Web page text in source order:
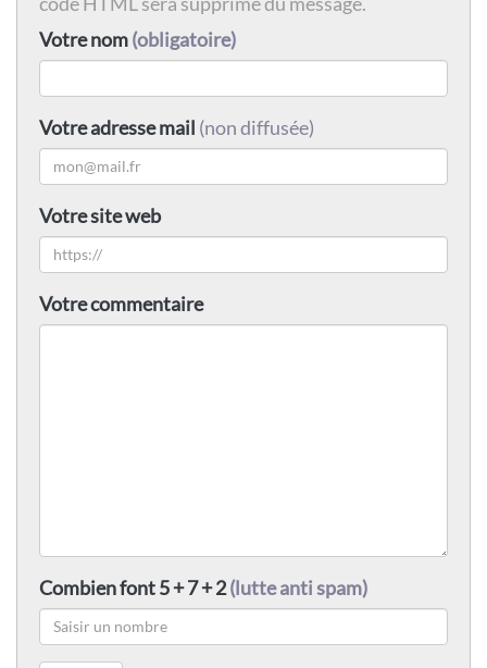
Votre nom(obligatoire)
Votre adresse mail (non diffusée)
Votre site web
Votre commentaire
Combien font 5 + 7 + 2(lutte anti spam)